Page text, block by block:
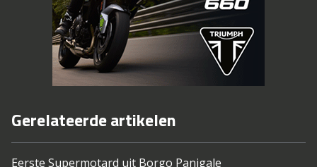
Gerelateerde artikelen
Eerste Supermotard uit Borgo Panigale